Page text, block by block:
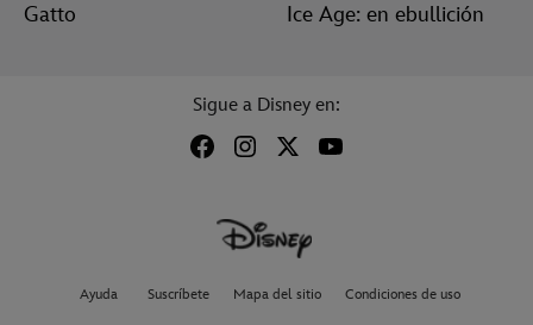
Gatto Ice Age: en ebullición
Sigue a Disney en:
Ayuda Suscríbete Mapa del sitio Condiciones de uso